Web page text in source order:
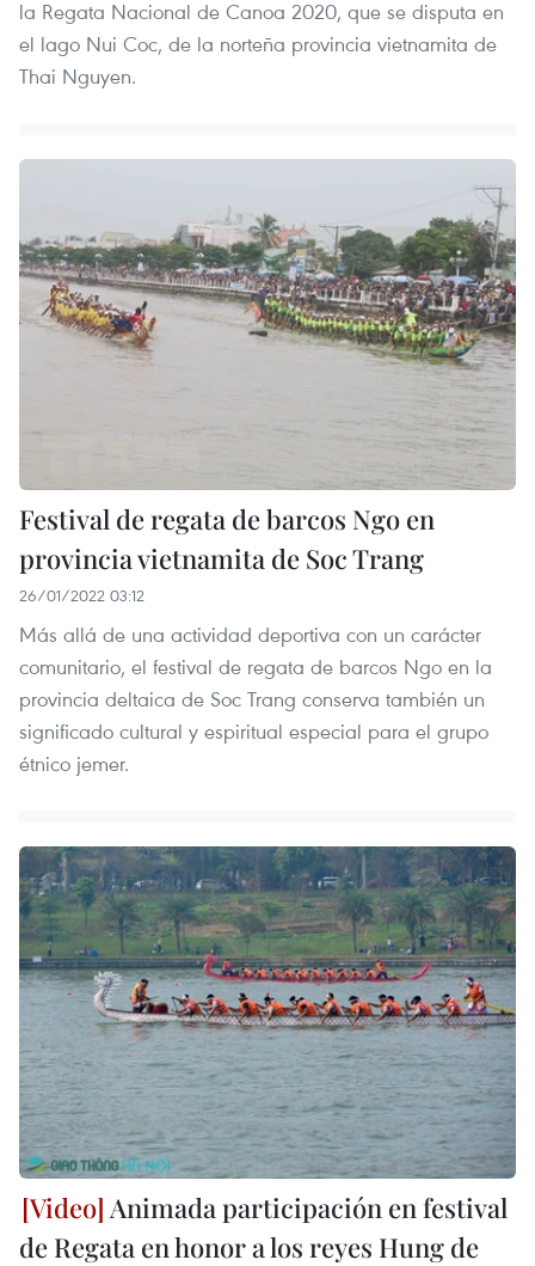
la Regata Nacional de Canoa 2020, que se disputa en
el lago Nui Coc, de la norteña provincia vietnamita de
Thai Nguyen.
Festival de regata de barcos Ngo en
provincia vietnamita de Soc Trang
26/01/2022 03:12
Más allá de una actividad deportiva con un carácter
comunitario, el festival de regata de barcos Ngo en la
provincia deltaica de Soc Trang conserva también un
significado cultural y espiritual especial para el grupo
étnico jemer.
Animada participación en festival
de Regata en honor a los reyes Hung de